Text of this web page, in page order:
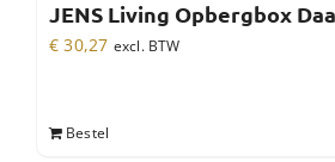
JENS Living Opbergbox
€ 30,27 excl. BTW
Bestel